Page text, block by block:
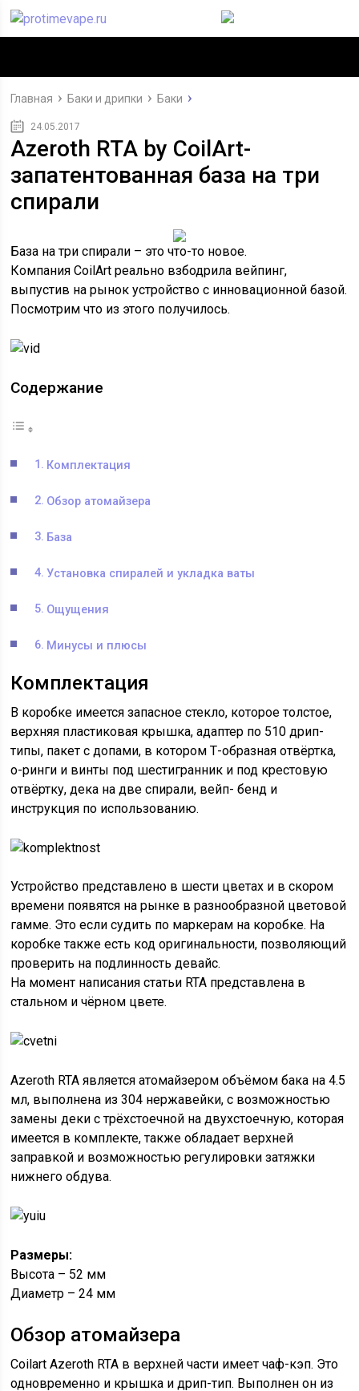
Главная Баки и дрипки Баки
24.05.2017
Azeroth RTA by CoilArt-
запатентованная база на три
спирали
База на три спирали – это что-то новое.
Компания CoilArt реально взбодрила вейпинг,
выпустив на рынок устройство с инновационной базой.
Посмотрим что из этого получилось.
Содержание
Комплектация
Обзор атомайзера
База
Установка спиралей и укладка ваты
Ощущения
Минусы и плюсы
Комплектация
В коробке имеется запасное стекло, которое толстое,
верхняя пластиковая крышка, адаптер по 510 дрип-
типы, пакет с допами, в котором Т-образная отвёртка,
о-ринги и винты под шестигранник и под крестовую
отвёртку, дека на две спирали, вейп- бенд и
инструкция по использованию.
Устройство представлено в шести цветах и в скором
времени появятся на рынке в разнообразной цветовой
гамме. Это если судить по маркерам на коробке. На
коробке также есть код оригинальности, позволяющий
проверить на подлинность девайс.
На момент написания статьи RTA представлена в
стальном и чёрном цвете.
Azeroth RTA является атомайзером объёмом бака на 4.5
мл, выполнена из 304 нержавейки, с возможностью
замены деки с трёхстоечной на двухстоечную, которая
имеется в комплекте, также обладает верхней
заправкой и возможностью регулировки затяжки
нижнего обдува.
Размеры:
Высота – 52 мм
Диаметр – 24 мм
Обзор атомайзера
Coilart Azeroth RTA в верхней части имеет чаф-кэп. Это
одновременно и крышка и дрип-тип. Выполнен он из